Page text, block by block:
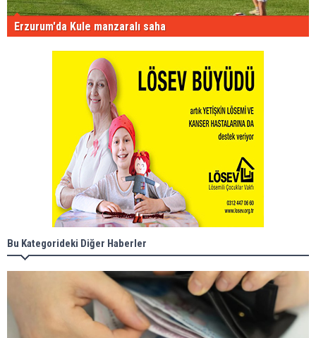
Erzurum'da Kule manzaralı saha
Bu Kategorideki Diğer Haberler